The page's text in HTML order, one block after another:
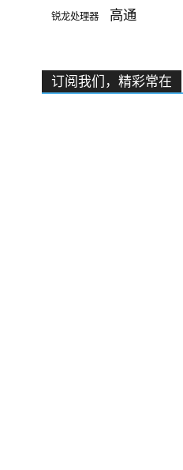
锐龙处理器 高通
订阅我们，精彩常在